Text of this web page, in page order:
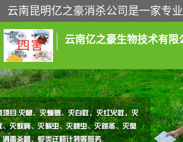
云南亿之豪生物技术有限
灭鼠服务 杀虫服
除虫服务 除蟑螂